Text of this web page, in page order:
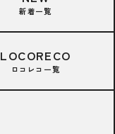
新着一覧
LOCORECO
ロコレコ一覧